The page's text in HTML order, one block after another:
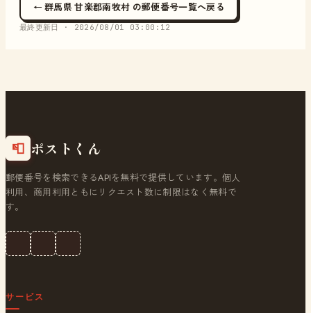
← 群馬県 甘楽郡南牧村 の郵便番号一覧へ戻る
最終更新日 · 2026/08/01 03:00:12
📮 ポストくん
郵便番号を検索できるAPIを無料で提供しています。個人
利用、商用利用ともにリクエスト数に制限はなく無料で
す。
サービス